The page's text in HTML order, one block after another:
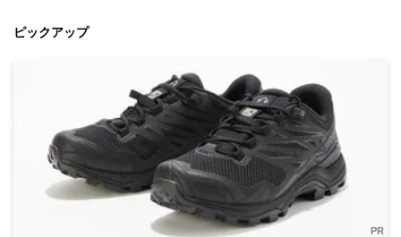
ピックアップ
PR